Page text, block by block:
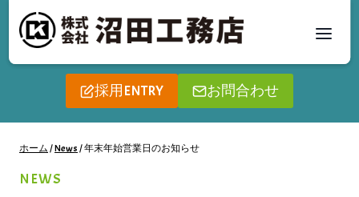
採用ENTRY お問合わせ
ホーム /News /年末年始営業日のお知らせ
NEWS